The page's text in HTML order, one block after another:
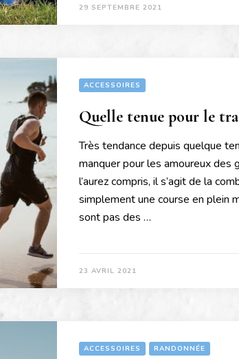
29 SEPTEMBRE 2021
ACCESSOIRES
Quelle tenue pour le
Très tendance depuis quelque
manquer pour les amoureux des
l’aurez compris, il s’agit de la
simplement une course en plein
sont pas des …
23 AVRIL 2021
ACCESSOIRES RANDONNÉE